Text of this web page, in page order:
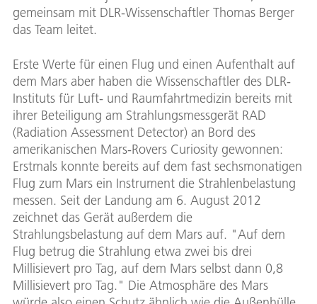
gemeinsam mit DLR-Wissenschaftler Thomas Berger
das Team leitet.
Erste Werte für einen Flug und einen Aufenthalt auf
dem Mars aber haben die Wissenschaftler des DLR-
Instituts für Luft- und Raumfahrtmedizin bereits mit
ihrer Beteiligung am Strahlungsmessgerät RAD
(Radiation Assessment Detector) an Bord des
amerikanischen Mars-Rovers Curiosity gewonnen:
Erstmals konnte bereits auf dem fast sechsmonatigen
Flug zum Mars ein Instrument die Strahlenbelastung
messen. Seit der Landung am 6. August 2012
zeichnet das Gerät außerdem die
Strahlungsbelastung auf dem Mars auf. "Auf dem
Flug betrug die Strahlung etwa zwei bis drei
Millisievert pro Tag, auf dem Mars selbst dann 0,8
Millisievert pro Tag." Die Atmosphäre des Mars